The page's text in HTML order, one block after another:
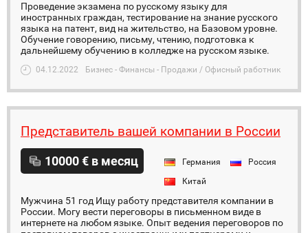
Проведение экзамена по русскому языку для
иностранных граждан, тестирование на знание русского
языка на патент, вид на жительство, на Базовом уровне.
Обучение говорению, письму, чтению, подготовка к
дальнейшему обучению в колледже на русском языке.
04.12.2022 Бизнес - Финансы - Продажи / Офисный работник
Представитель вашей компании в России
10000 € в месяц Германия
Россия
Китай
Мужчина 51 год Ищу работу представителя компании в
России. Могу вести переговоры в письменном виде в
интернете на любом языке. Опыт ведения переговоров по